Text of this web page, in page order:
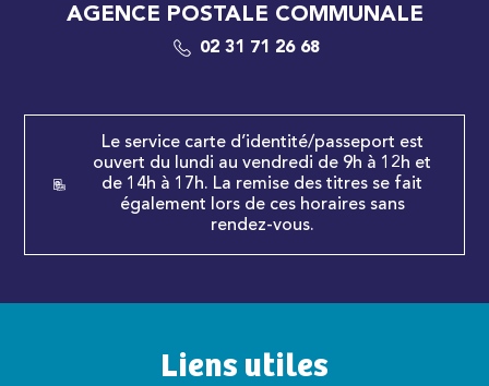
AGENCE POSTALE COMMUNALE
02 31 71 26 68
Le service carte d’identité/passeport est
ouvert du lundi au vendredi de 9h à 12h et
de 14h à 17h. La remise des titres se fait
également lors de ces horaires sans
rendez-vous.
Liens utiles